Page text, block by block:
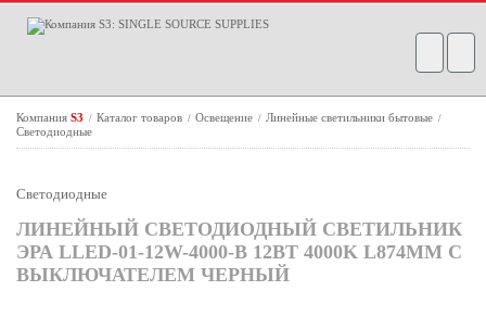
Компания S3 / Каталог товаров / Освещение / Линейные светильники бытовые /
Светодиодные
Светодиодные
ЛИНЕЙНЫЙ СВЕТОДИОДНЫЙ СВЕТИЛЬНИК
ЭРА LLED-01-12W-4000-B 12ВТ 4000K L874ММ С
ВЫКЛЮЧАТЕЛЕМ ЧЕРНЫЙ